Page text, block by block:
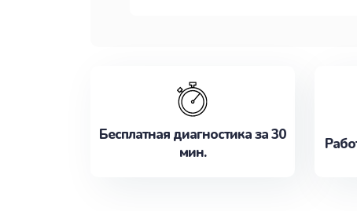
Бесплатная диагностика за 30
мин.